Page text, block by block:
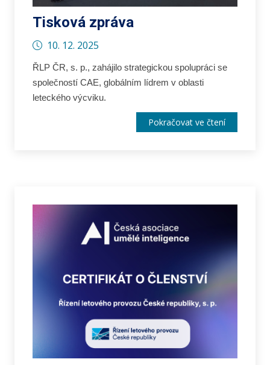
Tisková zpráva
10. 12. 2025
ŘLP ČR, s. p., zahájilo strategickou spolupráci se
společností CAE, globálním lídrem v oblasti
leteckého výcviku.
Pokračovat ve čtení